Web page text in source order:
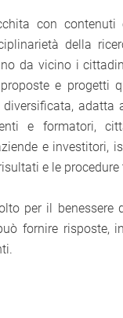
con
della
da vicino i
e progetti
diversificata,
e formatori,
e investitori,
e le
per il benessere
fornire risposte,